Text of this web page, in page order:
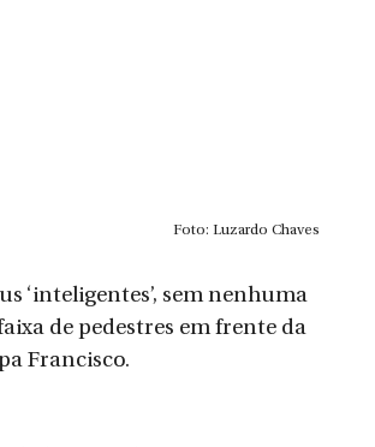
Foto: Luzardo Chaves
‘inteligentes’, sem nenhuma
de pedestres em frente da
Francisco.